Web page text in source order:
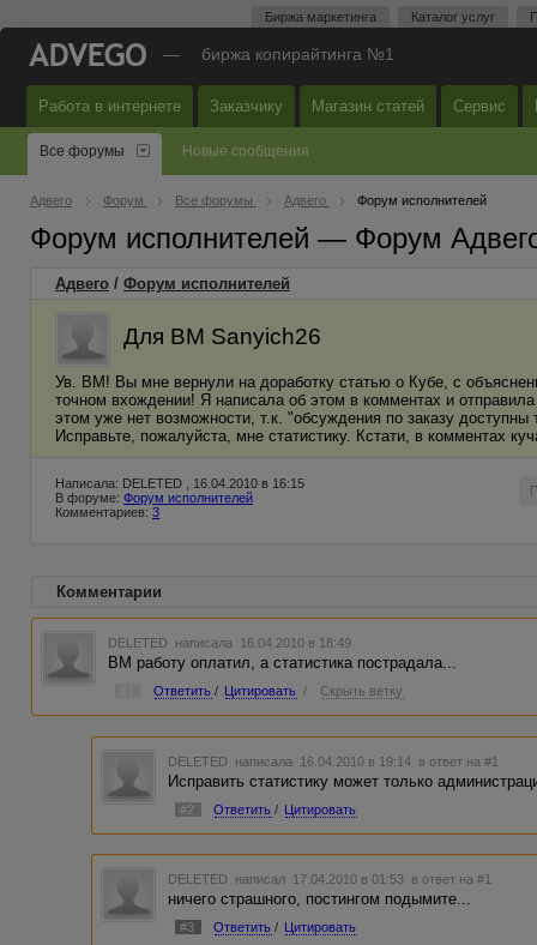
Биржа маркетинга Каталог услуг
— биржа копирайтинга №1
Работа в интернете Заказчику Магазин статей Сервис
Все форумы Новые сообщения
Адвего Форум Все форумы Адвего Форум исполнителей
Форум исполнителей — Форум
Адвего / Форум исполнителей
Для ВМ Sanyich26
Ув. ВМ! Вы мне вернули на доработку статью о Кубе, с
точном вхождении! Я написала об этом в комментах и
этом уже нет возможности, т.к. "обсуждения по заказу доступны
Исправьте, пожалуйста, мне статистику. Кстати, в комментах
Написала: DELETED , 16.04.2010 в 16:15
В форуме: Форум исполнителей
Комментариев: 3
Комментарии
DELETED написала 16.04.2010 в 18:49
ВМ работу оплатил, а статистика пострадала...
Ответить / Цитировать / Скрыть ветку
DELETED написала 16.04.2010 в 19:14 в ответ на #1
Исправить статистику может только
#2 Ответить / Цитировать
DELETED написал 17.04.2010 в 01:53 в ответ на #1
ничего страшного, постингом подымите...
#3 Ответить / Цитировать